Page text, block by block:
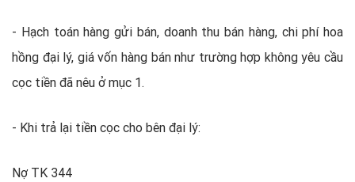
- Hạch toán hàng gửi bán, doanh thu bán hàng, chi phí hoa
hồng đại lý, giá vốn hàng bán như trường hợp không yêu cầu
cọc tiền đã nêu ở mục 1.
- Khi trả lại tiền cọc cho bên đại lý:
Nợ TK 344